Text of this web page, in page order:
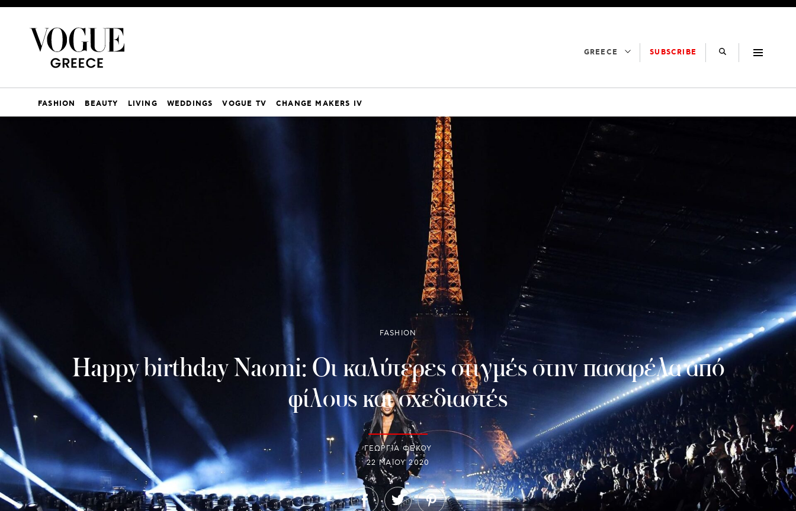
GREECE SUBSCRIBE
FASHION BEAUTY LIVING WEDDINGS VOGUE TV CHANGE MAKERS IV
FASHION
Happy birthday Naomi: Oι καλύτερες στιγμές στην πασαρέλα από
φίλους και σχεδιαστές
ΓΕΩΡΓΙΑ ΦΕΚΟΥ
22 ΜΑΪ́ΟΥ 2020